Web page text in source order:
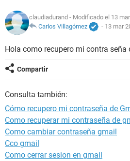
claudiadurand - Modificado el 13
Carlos Villagómez
- 13 mar
Hola como recupero mi contra seña
Compartir
Consulta también:
Cómo recupero mi contraseña de
Como recuperar mi contraseña de
Como cambiar contraseña gmail
Cco gmail
Como cerrar sesion en gmail